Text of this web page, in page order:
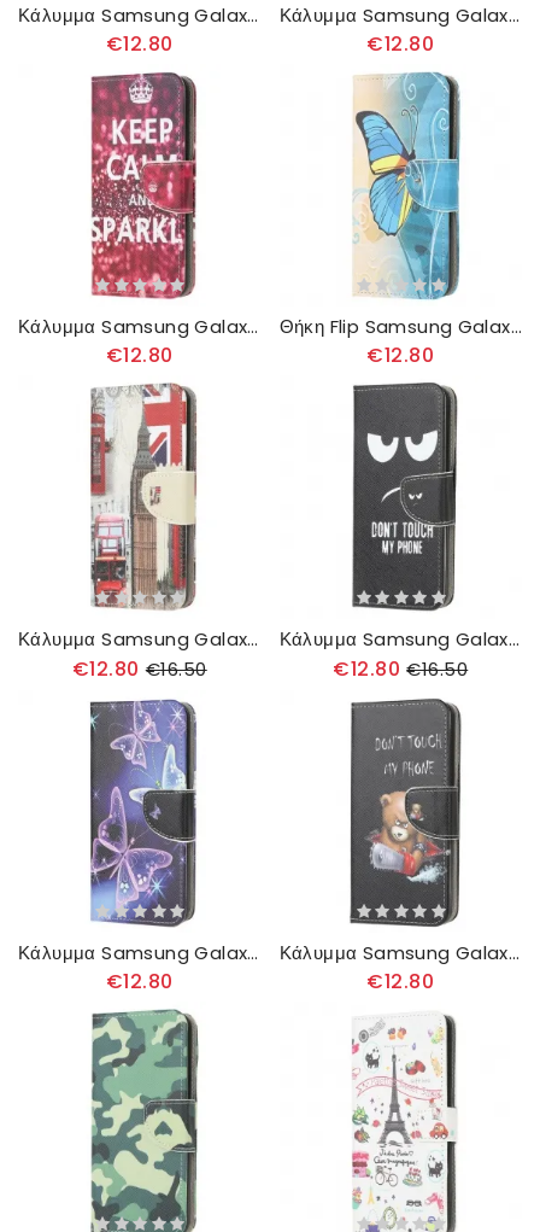
Κάλυμμα Samsung Galaxy A51 Ρετρό Πύργος Του Άιφελ
€12.80
Κάλυμμα Samsung Galaxy A51 Πολλαπλές Κουκουβάγιες
€12.80
Κάλυμμα Samsung Galaxy A51 Διατηρήστε Την Ψυχραιμία Και Τη Λάμψη
€12.80
Θήκη Flip Samsung Galaxy A51 Μπλε Και Κίτρινη Πεταλούδα
€12.80
Κάλυμμα Samsung Galaxy A51 London Life
€12.80 €16.50
Κάλυμμα Samsung Galaxy A51 Μην Αγγίζετε Το Τηλέφωνό Μου
€12.80 €16.50
Κάλυμμα Samsung Galaxy A51 Πεταλούδες Νέον
€12.80
Κάλυμμα Samsung Galaxy A51 Επικίνδυνη Αρκούδα
€12.80